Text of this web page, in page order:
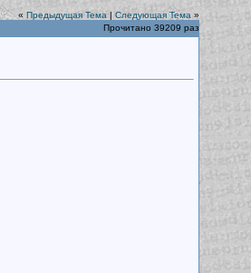
« Предыдущая Тема | Следующая Тема »
Прочитано 39209 раз